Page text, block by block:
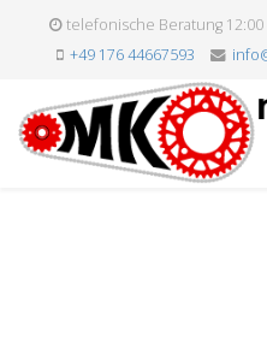
telefonische Beratung 12:00
+49 176 44667593